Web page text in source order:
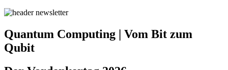
Quantum Computing | Vom Bit zum
Qubit